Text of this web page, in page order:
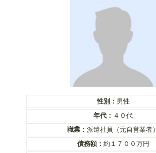
性別： 男性
年代： ４０代
職業： 派遣社員（元自営業者）
債務額： 約１７００万円